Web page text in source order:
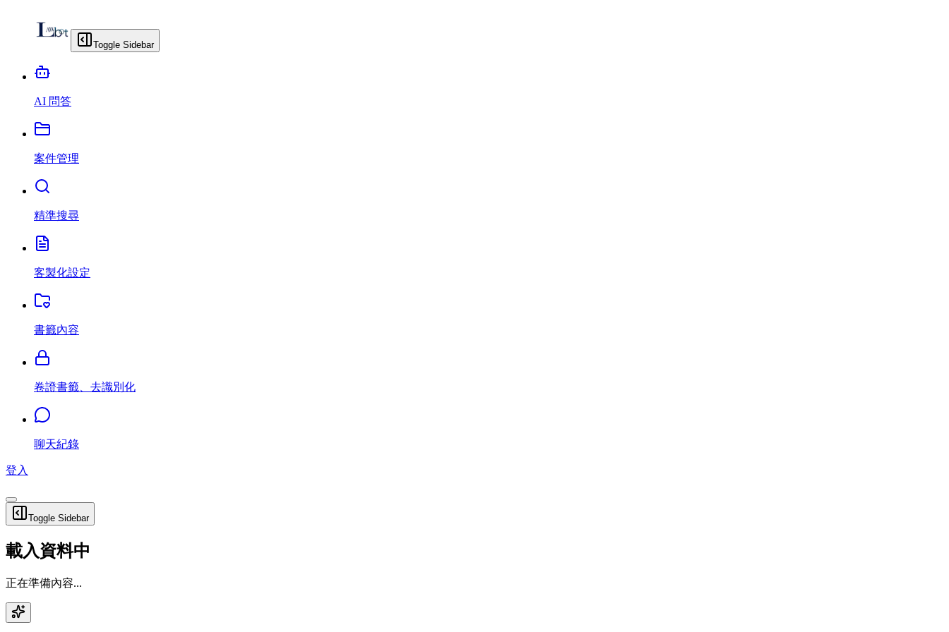
Toggle Sidebar
AI 問答
案件管理
精準搜尋
客製化設定
書籤內容
卷證書籤、去識別化
聊天紀錄
登入
Toggle Sidebar
載入資料中
正在準備內容...